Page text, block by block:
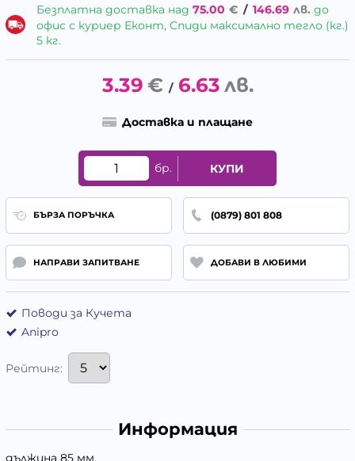
Безплатна доставка над 75.00 € / 146.69 лв. до
офис с куриер Еконт, Спиди максимално тегло (кг.)
5 кг.
3.39 € / 6.63 лв.
Доставка и плащане
бр. КУПИ
БЪРЗА ПОРЪЧКА (0879) 801 808
НАПРАВИ ЗАПИТВАНЕ ДОБАВИ В ЛЮБИМИ
Поводи за Кучета
Anipro
Рейтинг:
Информация